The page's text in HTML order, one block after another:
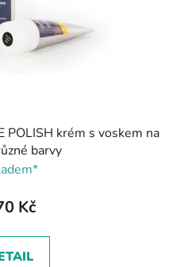
POLISH krém s voskem na
barvy
Kč